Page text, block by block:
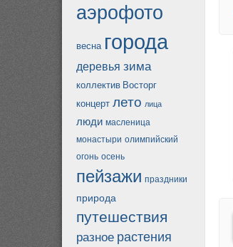
аэрофото
весна города
деревья зима
коллектив Восторг
концерт лето лица
люди масленица
монастыри олимпийский
огонь осень
пейзажи праздники
природа
путешествия
разное растения